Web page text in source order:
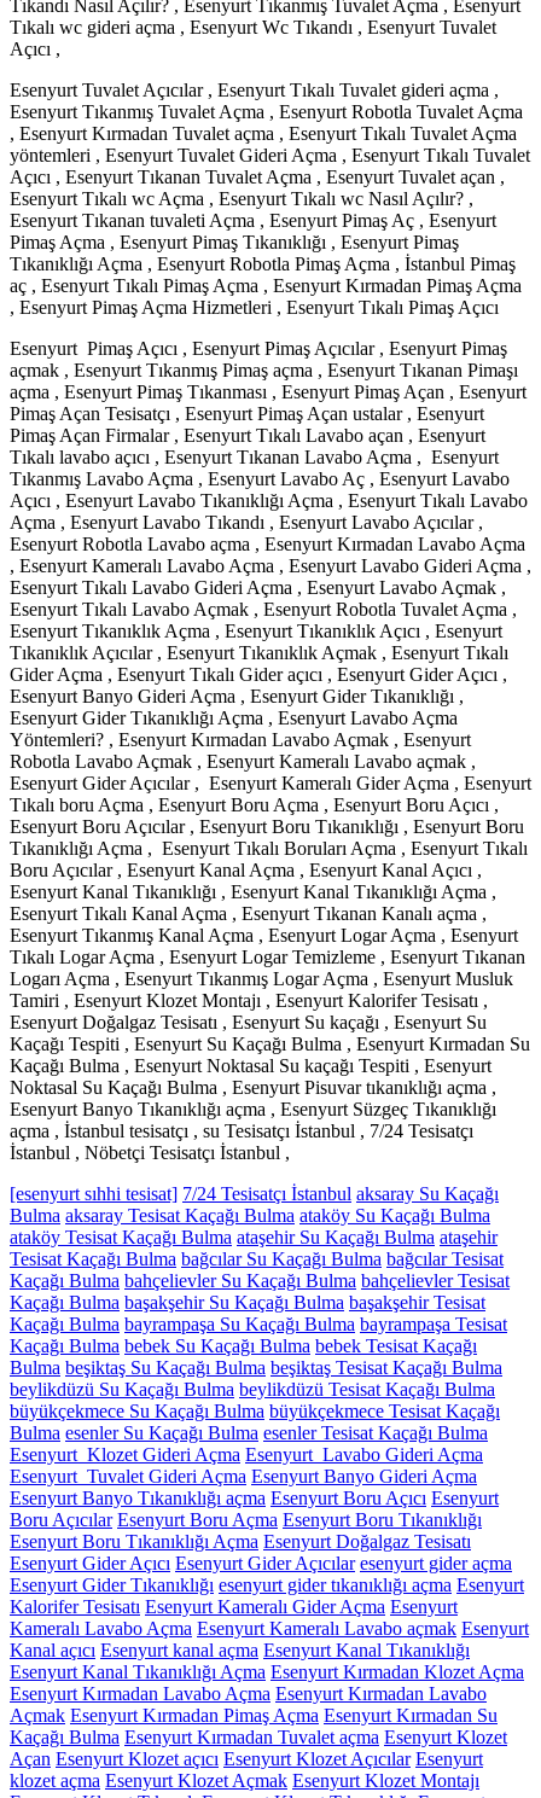
Tıkandı Nasıl Açılır? , Esenyurt Tıkanmış Tuvalet Açma , Esenyurt
Tıkalı wc gideri açma , Esenyurt Wc Tıkandı , Esenyurt Tuvalet
Açıcı ,
Esenyurt Tuvalet Açıcılar , Esenyurt Tıkalı Tuvalet gideri açma ,
Esenyurt Tıkanmış Tuvalet Açma , Esenyurt Robotla Tuvalet Açma
, Esenyurt Kırmadan Tuvalet açma , Esenyurt Tıkalı Tuvalet Açma
yöntemleri , Esenyurt Tuvalet Gideri Açma , Esenyurt Tıkalı Tuvalet
Açıcı , Esenyurt Tıkanan Tuvalet Açma , Esenyurt Tuvalet açan ,
Esenyurt Tıkalı wc Açma , Esenyurt Tıkalı wc Nasıl Açılır? ,
Esenyurt Tıkanan tuvaleti Açma , Esenyurt Pimaş Aç , Esenyurt
Pimaş Açma , Esenyurt Pimaş Tıkanıklığı , Esenyurt Pimaş
Tıkanıklığı Açma , Esenyurt Robotla Pimaş Açma , İstanbul Pimaş
aç , Esenyurt Tıkalı Pimaş Açma , Esenyurt Kırmadan Pimaş Açma
, Esenyurt Pimaş Açma Hizmetleri , Esenyurt Tıkalı Pimaş Açıcı
Esenyurt Pimaş Açıcı , Esenyurt Pimaş Açıcılar , Esenyurt Pimaş
açmak , Esenyurt Tıkanmış Pimaş açma , Esenyurt Tıkanan Pimaşı
açma , Esenyurt Pimaş Tıkanması , Esenyurt Pimaş Açan , Esenyurt
Pimaş Açan Tesisatçı , Esenyurt Pimaş Açan ustalar , Esenyurt
Pimaş Açan Firmalar , Esenyurt Tıkalı Lavabo açan , Esenyurt
Tıkalı lavabo açıcı , Esenyurt Tıkanan Lavabo Açma , Esenyurt
Tıkanmış Lavabo Açma , Esenyurt Lavabo Aç , Esenyurt Lavabo
Açıcı , Esenyurt Lavabo Tıkanıklığı Açma , Esenyurt Tıkalı Lavabo
Açma , Esenyurt Lavabo Tıkandı , Esenyurt Lavabo Açıcılar ,
Esenyurt Robotla Lavabo açma , Esenyurt Kırmadan Lavabo Açma
, Esenyurt Kameralı Lavabo Açma , Esenyurt Lavabo Gideri Açma ,
Esenyurt Tıkalı Lavabo Gideri Açma , Esenyurt Lavabo Açmak ,
Esenyurt Tıkalı Lavabo Açmak , Esenyurt Robotla Tuvalet Açma ,
Esenyurt Tıkanıklık Açma , Esenyurt Tıkanıklık Açıcı , Esenyurt
Tıkanıklık Açıcılar , Esenyurt Tıkanıklık Açmak , Esenyurt Tıkalı
Gider Açma , Esenyurt Tıkalı Gider açıcı , Esenyurt Gider Açıcı ,
Esenyurt Banyo Gideri Açma , Esenyurt Gider Tıkanıklığı ,
Esenyurt Gider Tıkanıklığı Açma , Esenyurt Lavabo Açma
Yöntemleri? , Esenyurt Kırmadan Lavabo Açmak , Esenyurt
Robotla Lavabo Açmak , Esenyurt Kameralı Lavabo açmak ,
Esenyurt Gider Açıcılar , Esenyurt Kameralı Gider Açma , Esenyurt
Tıkalı boru Açma , Esenyurt Boru Açma , Esenyurt Boru Açıcı ,
Esenyurt Boru Açıcılar , Esenyurt Boru Tıkanıklığı , Esenyurt Boru
Tıkanıklığı Açma , Esenyurt Tıkalı Boruları Açma , Esenyurt Tıkalı
Boru Açıcılar , Esenyurt Kanal Açma , Esenyurt Kanal Açıcı ,
Esenyurt Kanal Tıkanıklığı , Esenyurt Kanal Tıkanıklığı Açma ,
Esenyurt Tıkalı Kanal Açma , Esenyurt Tıkanan Kanalı açma ,
Esenyurt Tıkanmış Kanal Açma , Esenyurt Logar Açma , Esenyurt
Tıkalı Logar Açma , Esenyurt Logar Temizleme , Esenyurt Tıkanan
Logarı Açma , Esenyurt Tıkanmış Logar Açma , Esenyurt Musluk
Tamiri , Esenyurt Klozet Montajı , Esenyurt Kalorifer Tesisatı ,
Esenyurt Doğalgaz Tesisatı , Esenyurt Su kaçağı , Esenyurt Su
Kaçağı Tespiti , Esenyurt Su Kaçağı Bulma , Esenyurt Kırmadan Su
Kaçağı Bulma , Esenyurt Noktasal Su kaçağı Tespiti , Esenyurt
Noktasal Su Kaçağı Bulma , Esenyurt Pisuvar tıkanıklığı açma ,
Esenyurt Banyo Tıkanıklığı açma , Esenyurt Süzgeç Tıkanıklığı
açma , İstanbul tesisatçı , su Tesisatçı İstanbul , 7/24 Tesisatçı
İstanbul , Nöbetçi Tesisatçı İstanbul ,
[esenyurt sıhhi tesisat] 7/24 Tesisatçı İstanbul aksaray Su Kaçağı
Bulma aksaray Tesisat Kaçağı Bulma ataköy Su Kaçağı Bulma
ataköy Tesisat Kaçağı Bulma ataşehir Su Kaçağı Bulma ataşehir
Tesisat Kaçağı Bulma bağcılar Su Kaçağı Bulma bağcılar Tesisat
Kaçağı Bulma bahçelievler Su Kaçağı Bulma bahçelievler Tesisat
Kaçağı Bulma başakşehir Su Kaçağı Bulma başakşehir Tesisat
Kaçağı Bulma bayrampaşa Su Kaçağı Bulma bayrampaşa Tesisat
Kaçağı Bulma bebek Su Kaçağı Bulma bebek Tesisat Kaçağı
Bulma beşiktaş Su Kaçağı Bulma beşiktaş Tesisat Kaçağı Bulma
beylikdüzü Su Kaçağı Bulma beylikdüzü Tesisat Kaçağı Bulma
büyükçekmece Su Kaçağı Bulma büyükçekmece Tesisat Kaçağı
Bulma esenler Su Kaçağı Bulma esenler Tesisat Kaçağı Bulma
Esenyurt Klozet Gideri Açma Esenyurt Lavabo Gideri Açma
Esenyurt Tuvalet Gideri Açma Esenyurt Banyo Gideri Açma
Esenyurt Banyo Tıkanıklığı açma Esenyurt Boru Açıcı Esenyurt
Boru Açıcılar Esenyurt Boru Açma Esenyurt Boru Tıkanıklığı
Esenyurt Boru Tıkanıklığı Açma Esenyurt Doğalgaz Tesisatı
Esenyurt Gider Açıcı Esenyurt Gider Açıcılar esenyurt gider açma
Esenyurt Gider Tıkanıklığı esenyurt gider tıkanıklığı açma Esenyurt
Kalorifer Tesisatı Esenyurt Kameralı Gider Açma Esenyurt
Kameralı Lavabo Açma Esenyurt Kameralı Lavabo açmak Esenyurt
Kanal açıcı Esenyurt kanal açma Esenyurt Kanal Tıkanıklığı
Esenyurt Kanal Tıkanıklığı Açma Esenyurt Kırmadan Klozet Açma
Esenyurt Kırmadan Lavabo Açma Esenyurt Kırmadan Lavabo
Açmak Esenyurt Kırmadan Pimaş Açma Esenyurt Kırmadan Su
Kaçağı Bulma Esenyurt Kırmadan Tuvalet açma Esenyurt Klozet
Açan Esenyurt Klozet açıcı Esenyurt Klozet Açıcılar Esenyurt
klozet açma Esenyurt Klozet Açmak Esenyurt Klozet Montajı